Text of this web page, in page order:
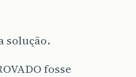
solução.
fosse